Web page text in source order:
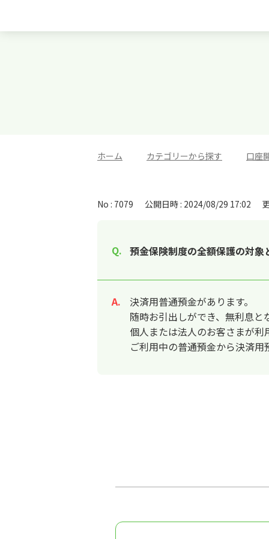
ホーム カテゴリーから探す 口座
No : 7079 公開日時 : 2024/08/29 17:02
預金保険制度の全額保護の対
回答
決済用普通預金があります。
随時お引出しができ、無利息と
個人または法人のお客さまが利
ご利用中の普通預金から決済